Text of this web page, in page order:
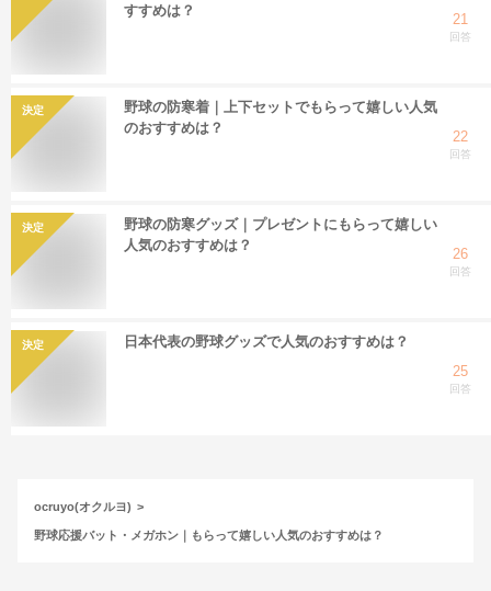
すすめは？
21
回答
決定
野球の防寒着｜上下セットでもらって嬉しい人気
のおすすめは？
22
回答
決定
野球の防寒グッズ｜プレゼントにもらって嬉しい
人気のおすすめは？
26
回答
決定
日本代表の野球グッズで人気のおすすめは？
25
回答
ocruyo(オクルヨ)
野球応援バット・メガホン｜もらって嬉しい人気のおすすめは？